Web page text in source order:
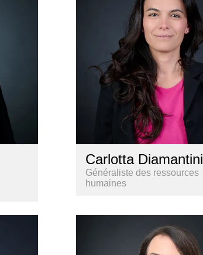
Carlotta Diamantini
Généraliste des ressources
humaines